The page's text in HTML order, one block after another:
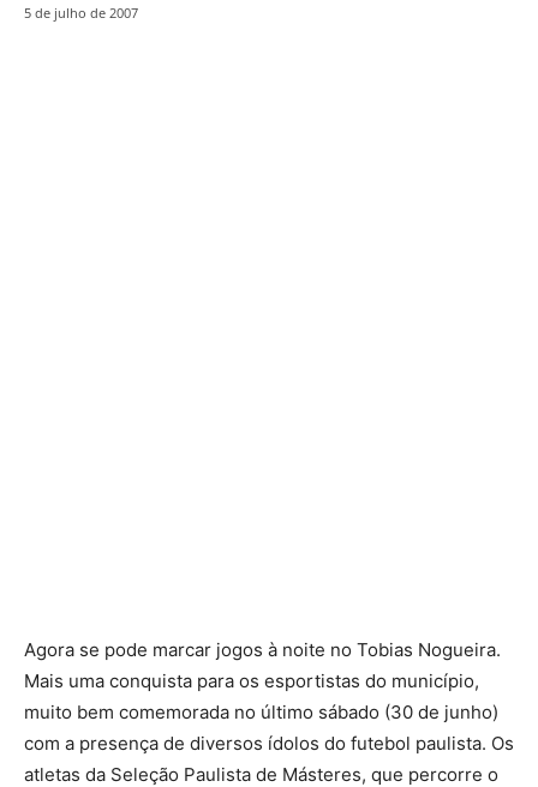
5 de julho de 2007
Agora se pode marcar jogos à noite no Tobias Nogueira.
Mais uma conquista para os esportistas do município,
muito bem comemorada no último sábado (30 de junho)
com a presença de diversos ídolos do futebol paulista. Os
atletas da Seleção Paulista de Másteres, que percorre o